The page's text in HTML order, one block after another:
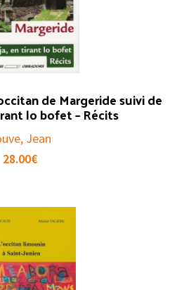
de Margeride suivi de
lo bofet – Récits
Jean
28.00€